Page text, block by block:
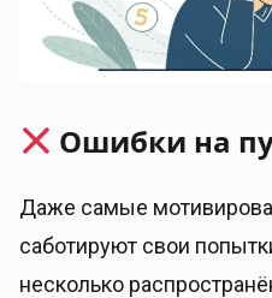
Ошибки на
Даже самые
саботируют свои
несколько